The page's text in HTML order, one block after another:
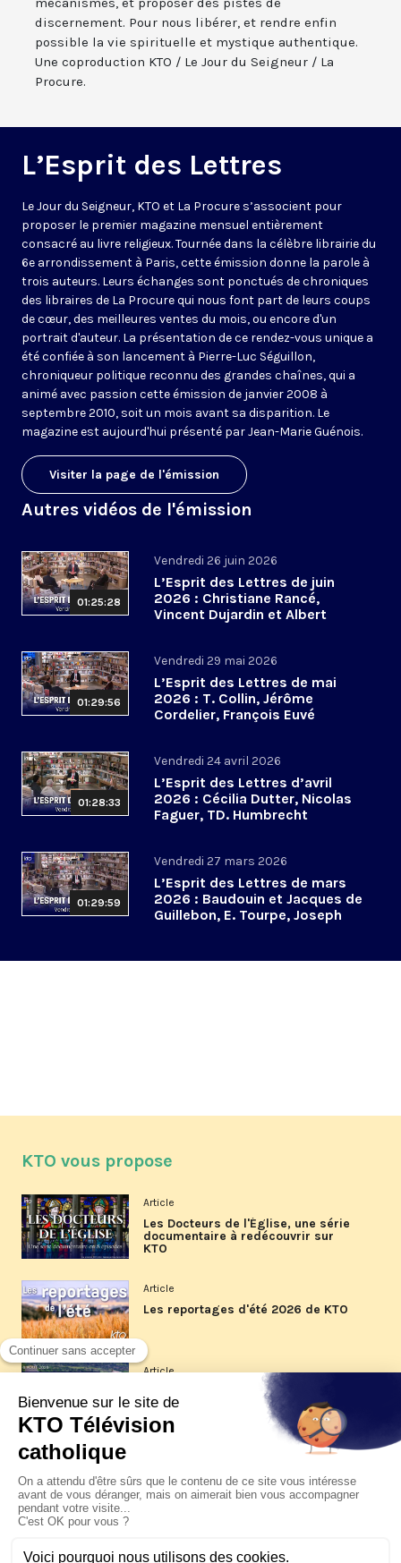
discernement. Pour nous libérer, et rendre enfin
possible la vie spirituelle et mystique authentique.
Une coproduction KTO / Le Jour du Seigneur / La
Procure.
L’Esprit des Lettres
Le Jour du Seigneur, KTO et La Procure s’associent pour
proposer le premier magazine mensuel entièrement
consacré au livre religieux. Tournée dans la célèbre librairie du
6e arrondissement à Paris, cette émission donne la parole à
trois auteurs. Leurs échanges sont ponctués de chroniques
des libraires de La Procure qui nous font part de leurs coups
de cœur, des meilleures ventes du mois, ou encore d'un
portrait d'auteur. La présentation de ce rendez-vous unique a
été confiée à son lancement à Pierre-Luc Séguillon,
chroniqueur politique reconnu des grandes chaînes, qui a
animé avec passion cette émission de janvier 2008 à
septembre 2010, soit un mois avant sa disparition. Le
magazine est aujourd'hui présenté par Jean-Marie Guénois.
Visiter la page de l'émission
Autres vidéos de l'émission
01:25:28
Vendredi 26 juin 2026
L’Esprit des Lettres de juin
2026 : Christiane Rancé,
Vincent Dujardin et Albert
01:29:56
Vendredi 29 mai 2026
L’Esprit des Lettres de mai
2026 : T. Collin, Jérôme
Cordelier, François Euvé
01:28:33
Vendredi 24 avril 2026
L’Esprit des Lettres d’avril
2026 : Cécilia Dutter, Nicolas
Faguer, TD. Humbrecht
01:29:59
Vendredi 27 mars 2026
L’Esprit des Lettres de mars
2026 : Baudouin et Jacques de
Guillebon, E. Tourpe, Joseph
KTO vous propose
Article
Les Docteurs de l'Église, une série
documentaire à redécouvrir sur
KTO
Article
Les reportages d'été 2026 de KTO
Article
La visite pastorale du pape Léon
XIV à Assise à suivre sur KTO le
jeudi 6 août
Le pape en Uruguay, Argentine et
Pérou du 6 au 17 novembre 2026